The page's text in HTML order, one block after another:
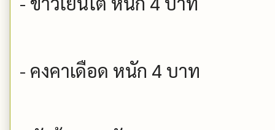
- คงคาเดือด หนัก 4 บาท